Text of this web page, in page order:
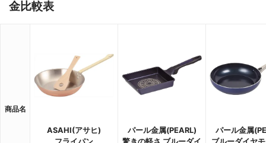
金比較表
商品名
ASAHI(アサヒ)
パール金属(PEARL)
パール金属